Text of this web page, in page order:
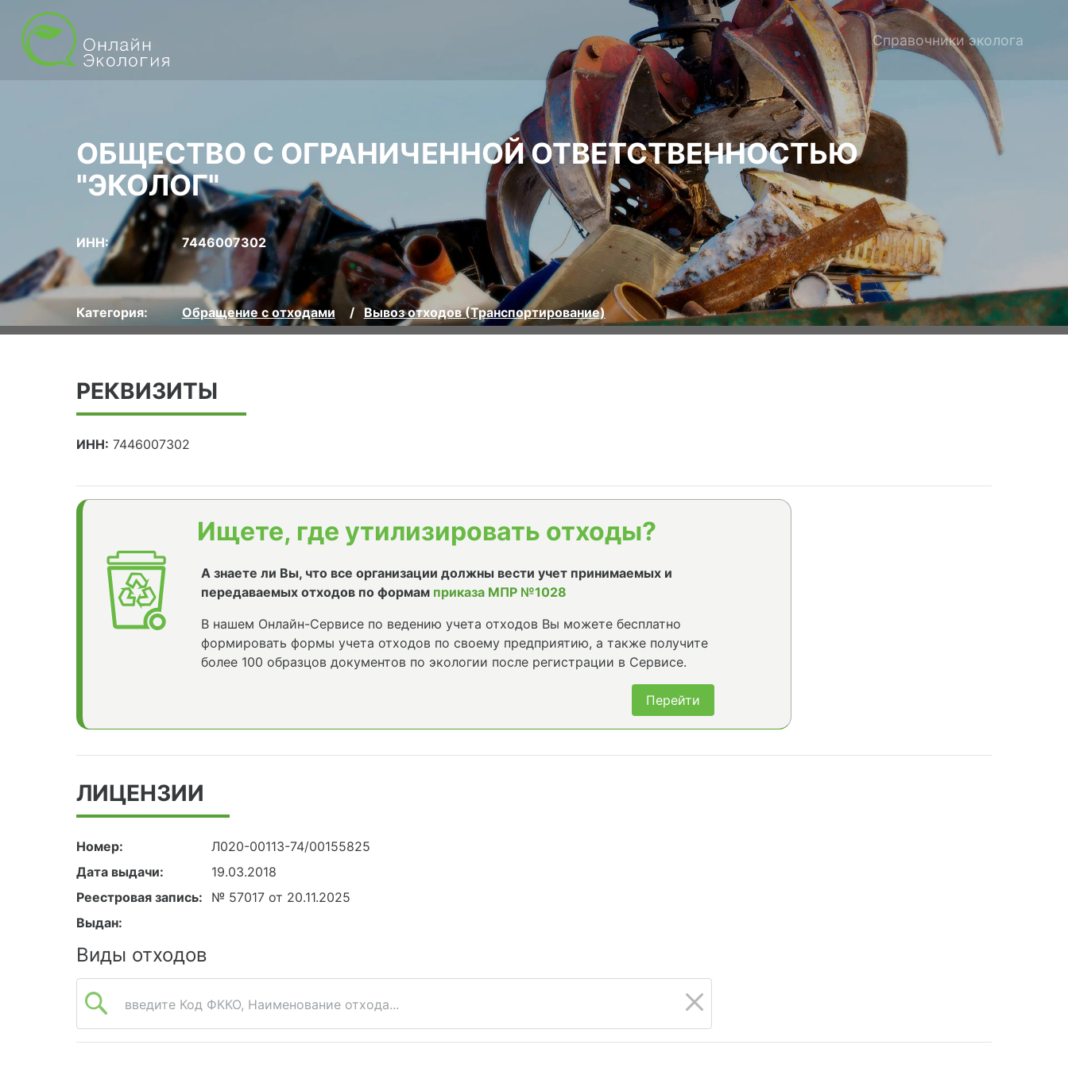
Справочники эколога
ОБЩЕСТВО С ОГРАНИЧЕННОЙ ОТВЕТСТВЕННОСТЬЮ
"ЭКОЛОГ"
ИНН: 7446007302
Категория: Обращение с отходами Вывоз отходов (Транспортирование)
РЕКВИЗИТЫ
ИНН: 7446007302
Ищете, где утилизировать отходы?
А знаете ли Вы, что все организации должны вести учет принимаемых и
передаваемых отходов по формам приказа МПР №1028
В нашем Онлайн-Сервисе по ведению учета отходов Вы можете бесплатно
формировать формы учета отходов по своему предприятию, а также получите
более 100 образцов документов по экологии после регистрации в Сервисе.
Перейти
ЛИЦЕНЗИИ
Номер:
Л020-00113-74/00155825
Дата выдачи:
19.03.2018
Реестровая запись:
№ 57017 от 20.11.2025
Выдан:
Виды отходов
введите Код ФККО, Наименование отхода...